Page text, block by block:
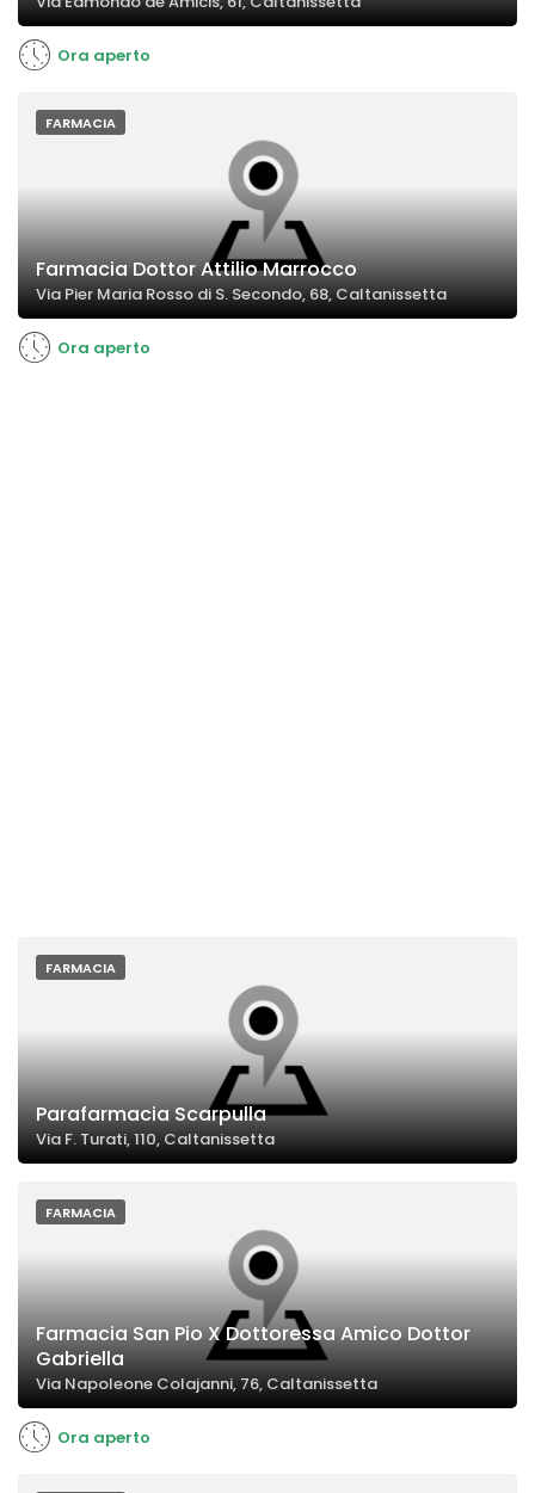
Ora aperto
FARMACIA
Farmacia Dottor Attilio Marrocco
Via Pier Maria Rosso di S. Secondo, 68, Caltanissetta
Ora aperto
FARMACIA
Parafarmacia Scarpulla
Via F. Turati, 110, Caltanissetta
FARMACIA
Farmacia San Pio X Dottoressa Amico Dottor
Gabriella
Via Napoleone Colajanni, 76, Caltanissetta
Ora aperto